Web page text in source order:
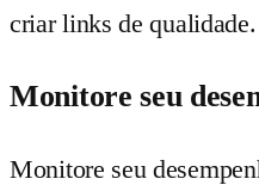
criar links de qualidade.
Monitore seu
Monitore seu